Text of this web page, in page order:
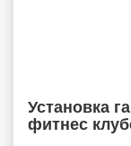
Установка
фитнес